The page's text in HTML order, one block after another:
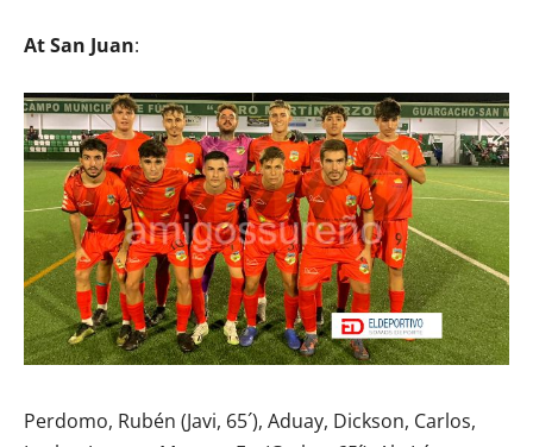
At San Juan:
Perdomo, Rubén (Javi, 65´), Aduay, Dickson, Carlos,